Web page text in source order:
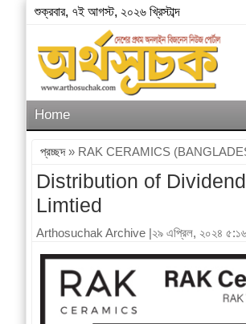
শুক্রবার, ৭ই আগস্ট, ২০২৬ খ্রিস্টাব্দ
Home
প্রচ্ছদ» RAK CERAMICS
Distribution of
Limtied
Arthosuchak Archive |২৯ এপ্রিল, ২০২৪